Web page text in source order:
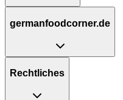
germanfoodcorner.de
Rechtliches